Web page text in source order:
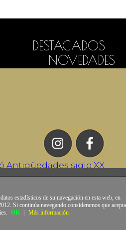
DESTACADOS
NOVEDADES
estadísticos de su navegación en esta web, en
Si continúa navegando consideramos que acepta
OK Más información